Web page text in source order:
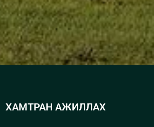
ХАМТРАН АЖИЛЛАХ